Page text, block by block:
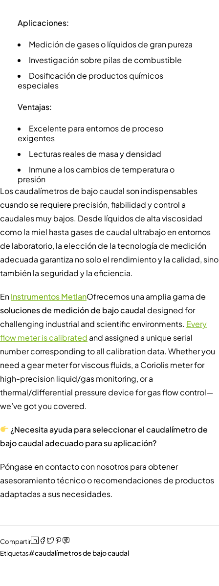
Aplicaciones:
Medición de gases o líquidos de gran pureza
Investigación sobre pilas de combustible
Dosificación de productos químicos
especiales
Ventajas:
Excelente para entornos de proceso
exigentes
Lecturas reales de masa y densidad
Inmune a los cambios de temperatura o
presión
Los caudalímetros de bajo caudal son indispensables
cuando se requiere precisión, fiabilidad y control a
caudales muy bajos. Desde líquidos de alta viscosidad
como la miel hasta gases de caudal ultrabajo en entornos
de laboratorio, la elección de la tecnología de medición
adecuada garantiza no solo el rendimiento y la calidad, sino
también la seguridad y la eficiencia.
EnInstrumentos MetlanOfrecemos una amplia gama de
soluciones de medición de bajo caudal designed for
challenging industrial and scientific environments. Every
flow meter is calibrated and assigned a unique serial
number corresponding to all calibration data. Whether you
need a gear meter for viscous fluids, a Coriolis meter for
high-precision liquid/gas monitoring, or a
thermal/differential pressure device for gas flow control—
we’ve got you covered.
¿Necesita ayuda para seleccionar el caudalímetro de
bajo caudal adecuado para su aplicación?
Póngase en contacto con nosotros para obtener
asesoramiento técnico o recomendaciones de productos
adaptadas a sus necesidades.
Compartir
Etiquetas
caudalímetros de bajo caudal